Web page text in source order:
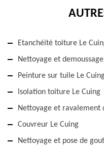
Etanchéité toiture Le
Nettoyage et
Peinture sur tuile Le
Isolation toiture Le Cuing
Nettoyage et ravalement
Couvreur Le Cuing
Nettoyage et pose de